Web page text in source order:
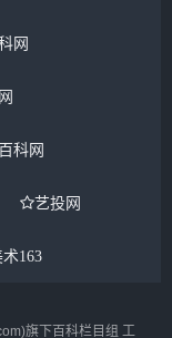
网
科网
艺投网
术163
旗下百科栏目组 工